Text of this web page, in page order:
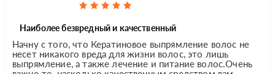
Наиболее безвредный и качественный
Начну с того, что Кератиновое выпрямление волос не
несет никакого вреда для жизни волос, это лишь
выпрямление, а также лечение и питание волос.Очень